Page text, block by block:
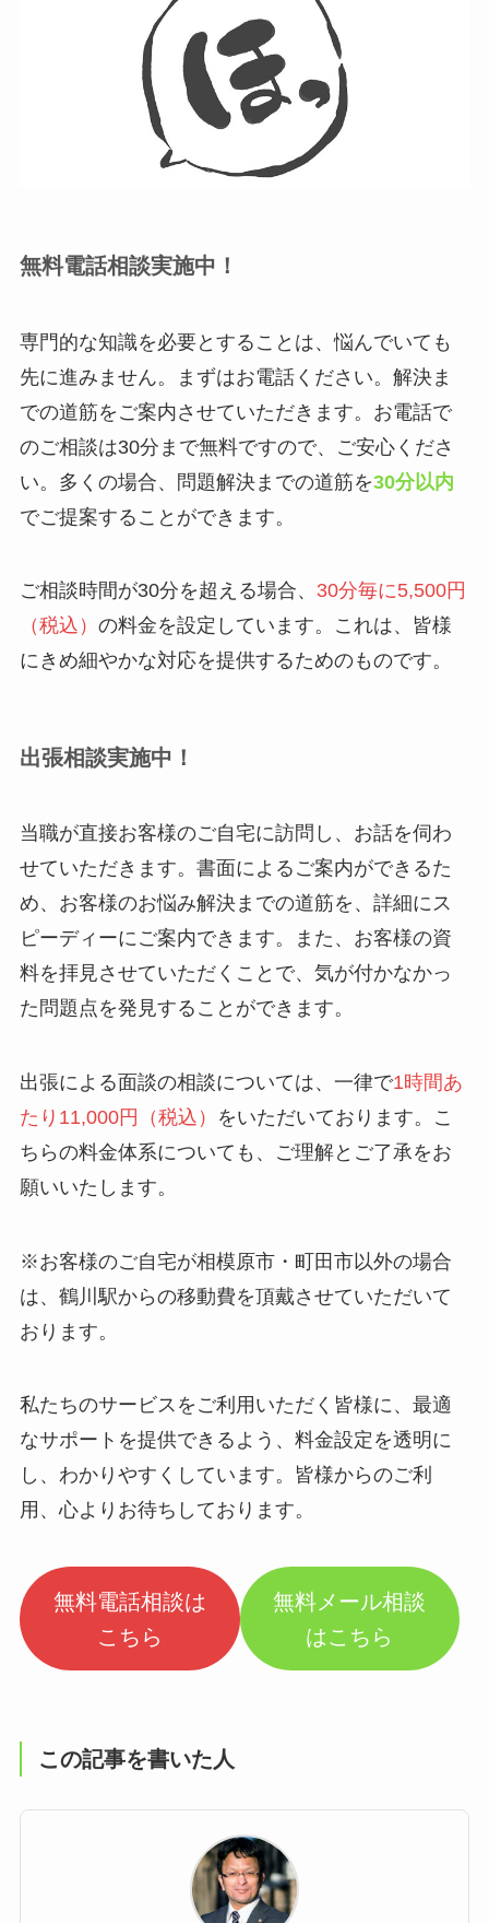
無料電話相談実施中！
専門的な知識を必要とすることは、悩んでいても
先に進みません。まずはお電話ください。解決ま
での道筋をご案内させていただきます。お電話で
のご相談は30分まで無料ですので、ご安心くださ
い。多くの場合、問題解決までの道筋を30分以内
でご提案することができます。
ご相談時間が30分を超える場合、 30分毎に5,500円
（税込） の料金を設定しています。これは、皆様
にきめ細やかな対応を提供するためのものです。
出張相談実施中！
当職が直接お客様のご自宅に訪問し、お話を伺わ
せていただきます。書面によるご案内ができるた
め、お客様のお悩み解決までの道筋を、詳細にス
ピーディーにご案内できます。また、お客様の資
料を拝見させていただくことで、気が付かなかっ
た問題点を発見することができます。
出張による面談の相談については、一律で1時間あ
たり11,000円（税込）
をいただいております。こ
ちらの料金体系についても、ご理解とご了承をお
願いいたします。
※お客様のご自宅が相模原市・町田市以外の場合
は、鶴川駅からの移動費を頂戴させていただいて
おります。
私たちのサービスをご利用いただく皆様に、最適
なサポートを提供できるよう、料金設定を透明に
し、わかりやすくしています。皆様からのご利
用、心よりお待ちしております。
無料電話相談は
こちら
無料メール相談
はこちら
この記事を書いた人